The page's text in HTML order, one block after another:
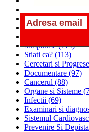
Sanatatea si
Interventii si
Simptome(114)
Stiati ca? (113)
Cercetari si Progrese
Documentare (97)
Cancerul (88)
Organe si Sisteme
Infectii (69)
Examinari si
Sistemul
Prevenire Si